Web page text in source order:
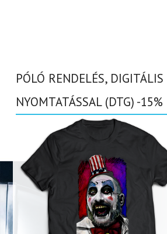
PÓLÓ RENDELÉS, DIGITÁLIS
NYOMTATÁSSAL (DTG) -15%